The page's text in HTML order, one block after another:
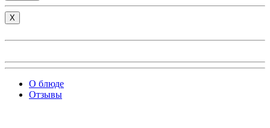
X
О блюде
Отзывы